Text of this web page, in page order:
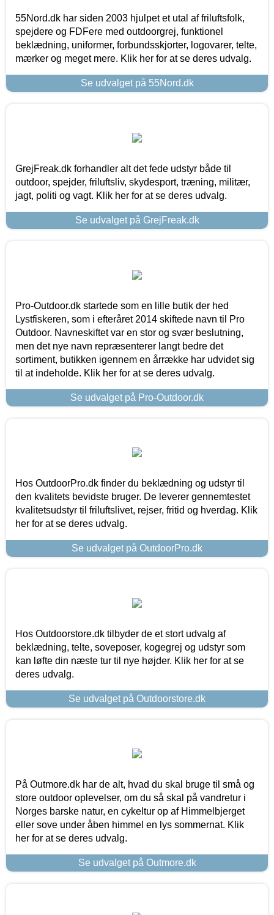
55Nord.dk har siden 2003 hjulpet et utal af friluftsfolk,
spejdere og FDFere med outdoorgrej, funktionel
beklædning, uniformer, forbundsskjorter, logovarer, telte,
mærker og meget mere. Klik her for at se deres udvalg.
Se udvalget på 55Nord.dk
GrejFreak.dk forhandler alt det fede udstyr både til
outdoor, spejder, friluftsliv, skydesport, træning, militær,
jagt, politi og vagt. Klik her for at se deres udvalg.
Se udvalget på GrejFreak.dk
Pro-Outdoor.dk startede som en lille butik der hed
Lystfiskeren, som i efteråret 2014 skiftede navn til Pro
Outdoor. Navneskiftet var en stor og svær beslutning,
men det nye navn repræsenterer langt bedre det
sortiment, butikken igennem en årrække har udvidet sig
til at indeholde. Klik her for at se deres udvalg.
Se udvalget på Pro-Outdoor.dk
Hos OutdoorPro.dk finder du beklædning og udstyr til
den kvalitets bevidste bruger. De leverer gennemtestet
kvalitetsudstyr til friluftslivet, rejser, fritid og hverdag. Klik
her for at se deres udvalg.
Se udvalget på OutdoorPro.dk
Hos Outdoorstore.dk tilbyder de et stort udvalg af
beklædning, telte, soveposer, kogegrej og udstyr som
kan løfte din næste tur til nye højder. Klik her for at se
deres udvalg.
Se udvalget på Outdoorstore.dk
På Outmore.dk har de alt, hvad du skal bruge til små og
store outdoor oplevelser, om du så skal på vandretur i
Norges barske natur, en cykeltur op af Himmelbjerget
eller sove under åben himmel en lys sommernat. Klik
her for at se deres udvalg.
Se udvalget på Outmore.dk